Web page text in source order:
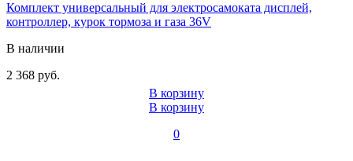
Комплект универсальный для электросамоката дисплей,
контроллер, курок тормоза и газа 36V
В наличии
2 368 руб.
В корзину
В корзину
0